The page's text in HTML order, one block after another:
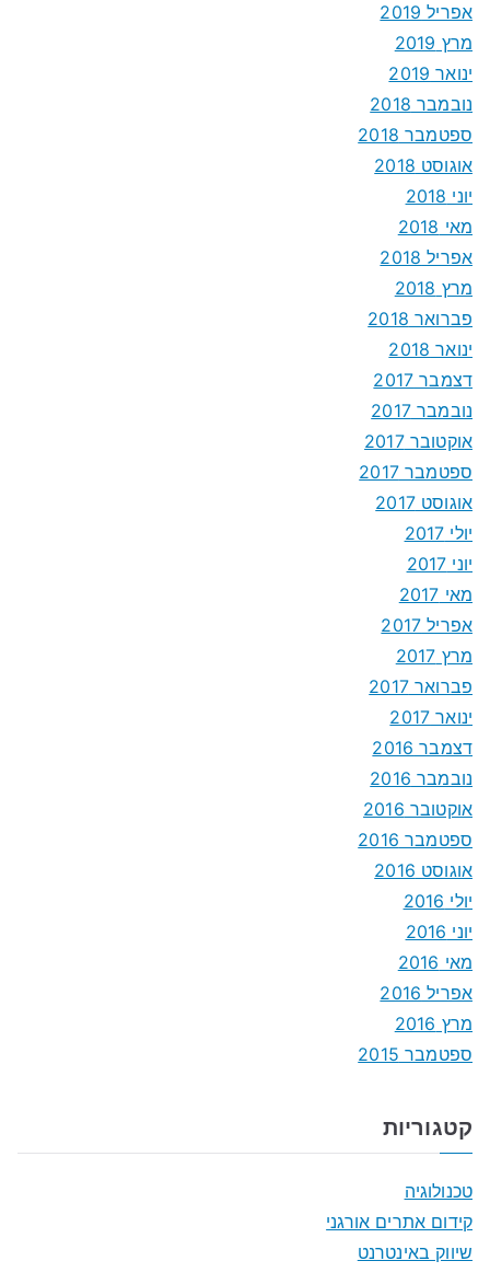
אפריל 2019
מרץ 2019
ינואר 2019
נובמבר 2018
ספטמבר 2018
אוגוסט 2018
יוני 2018
מאי 2018
אפריל 2018
מרץ 2018
פברואר 2018
ינואר 2018
דצמבר 2017
נובמבר 2017
אוקטובר 2017
ספטמבר 2017
אוגוסט 2017
יולי 2017
יוני 2017
מאי 2017
אפריל 2017
מרץ 2017
פברואר 2017
ינואר 2017
דצמבר 2016
נובמבר 2016
אוקטובר 2016
ספטמבר 2016
אוגוסט 2016
יולי 2016
יוני 2016
מאי 2016
אפריל 2016
מרץ 2016
ספטמבר 2015
קטגוריות
טכנולוגיה
קידום אתרים אורגני
שיווק באינטרנט